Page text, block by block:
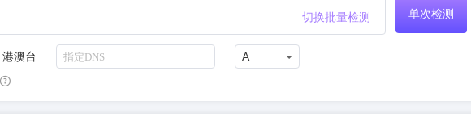
切换批量检测 单次检测
港澳台
A